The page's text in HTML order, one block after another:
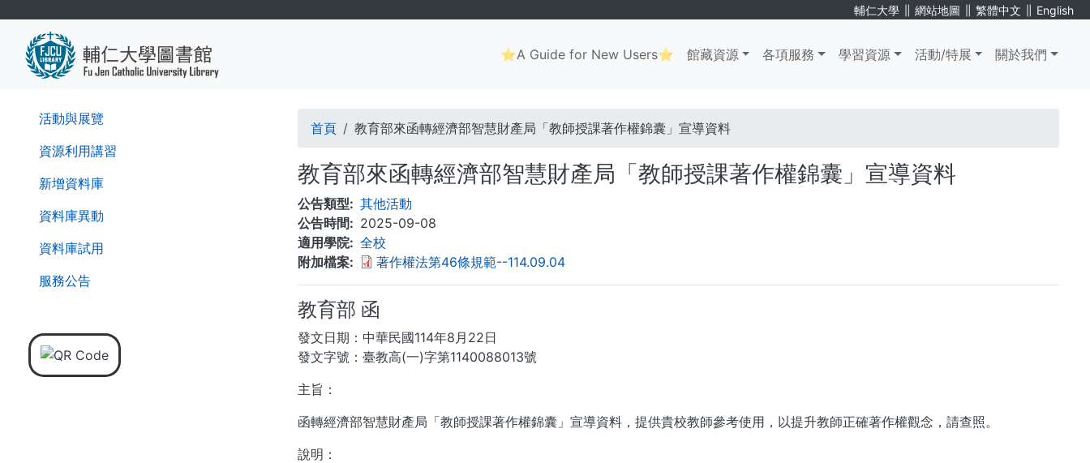
輔仁大學 ∥ 網站地圖 ∥ 繁體中文 ∥ English
Main
navigation
⭐A Guide for New Users⭐ 館藏資源 各項服務 學習資源 活動/特展 關於我們
活動與展覽
資源利用講習
新增資料庫
資料庫異動
資料庫試用
服務公告
導
航
連
結
首頁 教育部來函轉經濟部智慧財產局「教師授課著作權錦囊」宣導資料
教育部來函轉經濟部智慧財產局「教師授課著作權錦囊」宣導資料
公告類型
其他活動
公告時間
2025-09-08
適用學院
全校
附加檔案
著作權法第46條規範--114.09.04
教育部 函
發文日期：中華民國114年8月22日
發文字號：臺教高(一)字第1140088013號
主旨：
函轉經濟部智慧財產局「教師授課著作權錦囊」宣導資料，提供貴校教師參考使用，以提升教師正確著作權觀念，請查照。
說明：